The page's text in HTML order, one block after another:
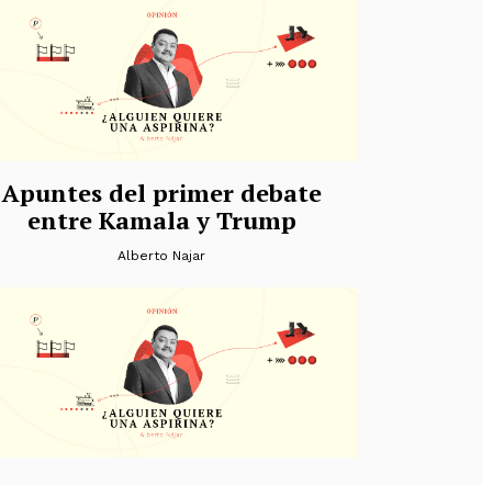
Apuntes del primer debate
entre Kamala y Trump
Alberto Najar